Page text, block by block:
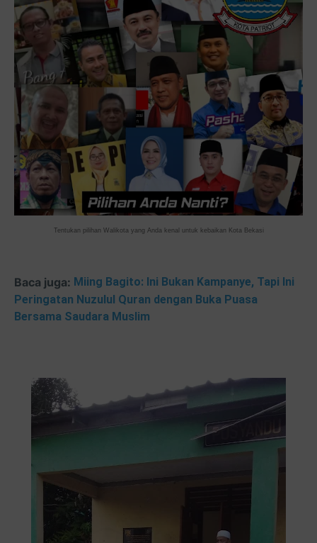
Tentukan pilihan Walikota yang Anda kenal untuk kebaikan Kota Bekasi
Baca juga: Miing Bagito: Ini Bukan Kampanye, Tapi Ini
Peringatan Nuzulul Quran dengan Buka Puasa
Bersama Saudara Muslim